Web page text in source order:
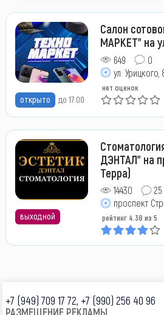
открыто до 17:00
Салон
МАРКЕТ" на
649
0
ул. Урицкого,
нет оценок
выходной
ДЭНТАЛ" на
Терра)
14430
25
проспект
рейтинг 4.38 из 5
+7 (949) 709 17 72, +7 (990) 256 40 96
РАЗМЕЩЕНИЕ РЕКЛАМЫ